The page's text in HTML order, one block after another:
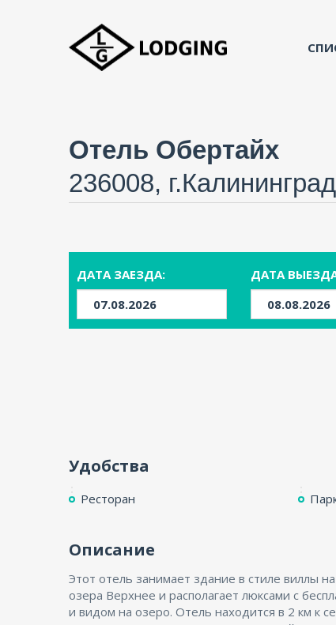
Отель Обертайх
236008,
ДАТА ЗАЕЗДА: ДАТА
Удобства
Ресторан
Описание
Этот отель занимает здание в стиле виллы
озера Верхнее и располагает люксами с
и видом на озеро. Отель находится в 2 км к
элегантном зале для завтраков отеля
можно заказать разнообразные напитки.
ходьбы расположены посольства Германии